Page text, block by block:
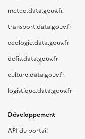
meteo.data.gouv.fr
transport.data.gouv.fr
ecologie.data.gouv.fr
defis.data.gouv.fr
culture.data.gouv.fr
logistique.data.gouv.fr
Développement
API du portail